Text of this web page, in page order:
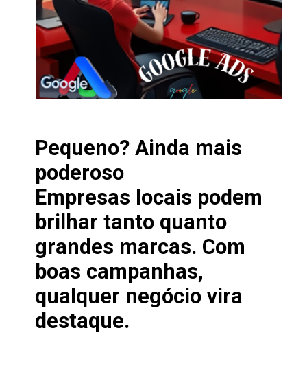
Pequeno? Ainda mais
poderoso
Empresas locais podem
brilhar tanto quanto
grandes marcas. Com
boas campanhas,
qualquer negócio vira
destaque.